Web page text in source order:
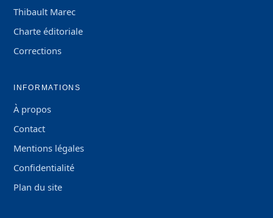
Thibault Marec
Charte éditoriale
Corrections
INFORMATIONS
À propos
Contact
Mentions légales
Confidentialité
Plan du site